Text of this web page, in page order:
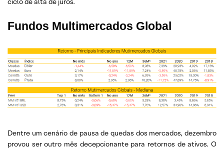
Fundos Multimercados Global
Dentre um cenário de pausa de quedas dos mercados, dezembro
provou ser outro mês decepcionante para retornos de ativos. O